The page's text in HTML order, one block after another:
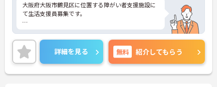
大阪府大阪市鶴見区に位置する障がい者支援施設に
て生活支援員募集です。
長堀鶴見緑地線「横堤」駅より徒歩7分！土日固定
休みでプライベートの予定を立てやすい環境です。
詳細を見る 無料 紹介してもらう